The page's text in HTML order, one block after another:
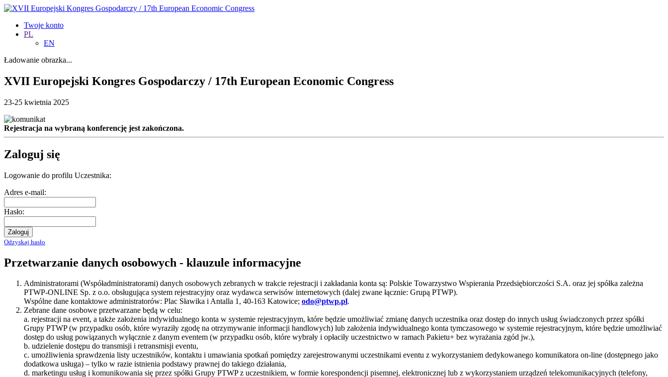
Twoje konto
PL
EN
Ładowanie obrazka...
XVII Europejski Kongres Gospodarczy / 17th European Economic Congress
23-25 kwietnia 2025
Rejestracja na wybraną konferencję jest zakończona.
Zaloguj się
Logowanie do profilu Uczestnika:
Adres e-mail:
Hasło:
Zaloguj
Odzyskaj hasło
Przetwarzanie danych osobowych - klauzule informacyjne
Administratorami (Współadministratorami) danych osobowych zebranych w trakcie rejestracji i zakładania konta są: Polskie Towarzystwo Wspierania Przedsiębiorczości S.A. oraz jej spółka zależna
PTWP-ONLINE Sp. z o.o. obsługująca system rejestracyjny oraz wydawca serwisów internetowych (dalej zwane łącznie: Grupą PTWP).
Wspólne dane kontaktowe administratorów: Plac Sławika i Antalla 1, 40-163 Katowice; odo@ptwp.pl.
Zebrane dane osobowe przetwarzane będą w celu:
a. rejestracji na event, a także założenia indywidualnego konta w systemie rejestracyjnym, które będzie umożliwiać zmianę danych uczestnika oraz dostęp do innych usług świadczonych przez spółki
Grupy PTWP (w przypadku osób, które wyraziły zgodę na otrzymywanie informacji handlowych) lub założenia indywidualnego konta tymczasowego w systemie rejestracyjnym, które będzie umożliwiać
dostęp do usług powiązanych wyłącznie z danym eventem (w przypadku osób, które wybrały i opłaciły uczestnictwo w ramach Pakietu+ bez wyrażania zgód jw.),
b. udzielenie dostępu do transmisji i retransmisji eventu,
c. umożliwienia sprawdzenia listy uczestników, kontaktu i umawiania spotkań pomiędzy zarejestrowanymi uczestnikami eventu z wykorzystaniem dedykowanego komunikatora on-line (dostępnego jako
dodatkowa usługa) – tylko w razie istnienia podstawy prawnej do takiego działania,
d. marketingu usług i komunikowania się przez spółki Grupy PTWP z uczestnikiem, w formie korespondencji pisemnej, elektronicznej lub z wykorzystaniem urządzeń telekomunikacyjnych (telefony,